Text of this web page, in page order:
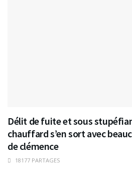
Délit de fuite et sous
chauffard s’en sort avec
de clémence
18177 PARTAGES